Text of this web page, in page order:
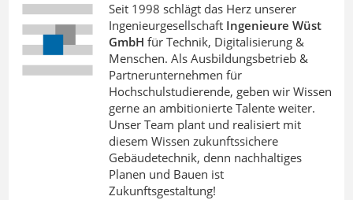
Seit 1998 schlägt das Herz unserer
Ingenieurgesellschaft Ingenieure Wüst
GmbH für Technik, Digitalisierung &
Menschen. Als Ausbildungsbetrieb &
Partnerunternehmen für
Hochschulstudierende, geben wir Wissen
gerne an ambitionierte Talente weiter.
Unser Team plant und realisiert mit
diesem Wissen zukunftssichere
Gebäudetechnik, denn nachhaltiges
Planen und Bauen ist
Zukunftsgestaltung!